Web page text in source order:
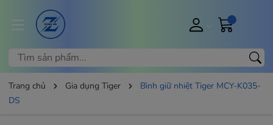
Trang chủ Gia dụng Tiger
Bình giữ nhiệt Tiger MCY-K035-
DS